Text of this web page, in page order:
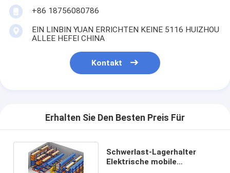
+86 18756080786
EIN LINBIN YUAN ERRICHTEN KEINE 5116 HUIZHOU
ALLEE HEFEI CHINA
Kontakt
Erhalten Sie Den Besten Preis Für
Schwerlast-Lagerhalter
Elektrische mobile